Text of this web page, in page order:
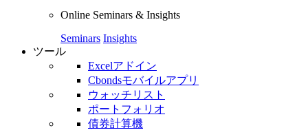
Online Seminars & Insights
Seminars Insights
ツール
Excelアドイン
Cbondsモバイルアプリ
ウォッチリスト
ポートフォリオ
債券計算機